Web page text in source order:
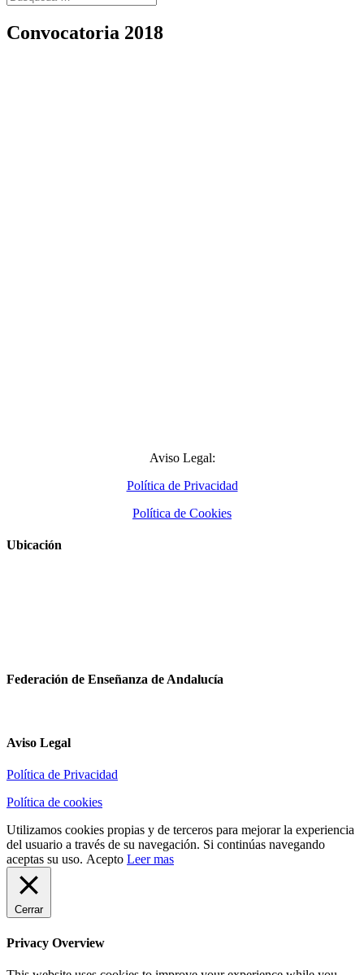
Convocatoria 2018
Aviso Legal:
Política de Privacidad
Política de Cookies
Ubicación
Federación de Enseñanza de Andalucía
Aviso Legal
Política de Privacidad
Política de cookies
Utilizamos cookies propias y de terceros para mejorar la experiencia
del usuario a través de su navegación. Si continúas navegando
aceptas su uso. Acepto Leer mas
Cerrar
Privacy Overview